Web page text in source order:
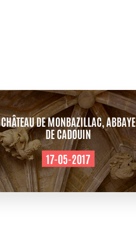
CHÂTEAU DE MONBAZILLAC, ABBAYE
DE CADOUIN
17-05-2017